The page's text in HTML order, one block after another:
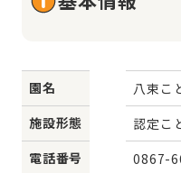
園名
八束こ
施設形態
認定こ
電話番号
0867-